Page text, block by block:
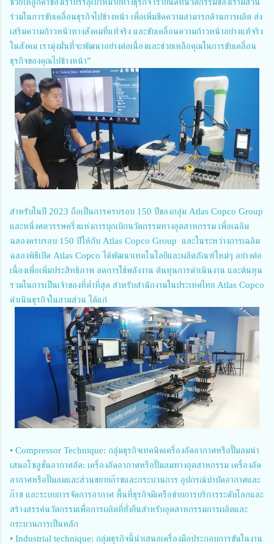
ช่วยให้ลูกค้าของเราบรรลุเป้าหมายทางธุรกิจ เรายินดีที่นวัตกรรมของเรามีส่วน
ร่วมในการขับเคลื่อนธุรกิจไปข้างหน้า เพื่อเพิ่มขีดความสามารถด้านการผลิต ส่ง
เสริมความก้าวหน้าทางสังคมที่แท้จริง และขับเคลื่อนความก้าวหน้าอย่างแท้จริง
ในสังคม เรามุ่งมั่นที่จะพัฒนาอย่างต่อเนื่องและช่วยเหลือคุณในการขับเคลื่อน
ธุรกิจของคุณไปข้างหน้า”
สำหรับในปี 2023 ถือเป็นการครบรอบ 150 ปีของกลุ่ม Atlas Copco Group
และหนึ่งศตวรรษครึ่งแห่งการบุกเบิกนวัตกรรมทางอุตสาหกรรม เพื่อเฉลิม
ฉลองครบรอบ 150 ปีให้กับ Atlas Copco Group และในระหว่างการเฉลิม
ฉลองพิธีเปิด Atlas Copco ได้พัฒนาเทคโนโลยีและผลิตภัณฑ์ใหม่ๆ อย่างต่อ
เนื่องเพื่อเพิ่มประสิทธิภาพ ลดการใช้พลังงาน ต้นทุนการดำเนินงาน และต้นทุน
รวมในการเป็นเจ้าของที่ต่ำที่สุด สำหรับสำนักงานในประเทศไทย Atlas Copco
ดำเนินธุรกิจในสามส่วน ได้แก่
• Compressor Technique: กลุ่มธุรกิจเทคนิคเครื่องอัดอากาศหรือปั๊มลมนำ
เสนอโซลูชั่นอากาศอัด: เครื่องอัดอากาศหรือปั๊มลมทางอุตสาหกรรม เครื่องอัด
อากาศหรือปั๊มลมและส่วนขยายก๊าซและกระบวนการ อุปกรณ์บำบัดอากาศและ
ก๊าซ และระบบการจัดการอากาศ พื้นที่ธุรกิจมีเครือข่ายการบริการระดับโลกและ
สร้างสรรค์นวัตกรรมเพื่อการผลิตที่ยั่งยืนสำหรับอุตสาหกรรมการผลิตและ
กระบวนการเป็นหลัก
• Industrial technique: กลุ่มธุรกิจนี้นำเสนอเครื่องมือประกอบการขันในงาน